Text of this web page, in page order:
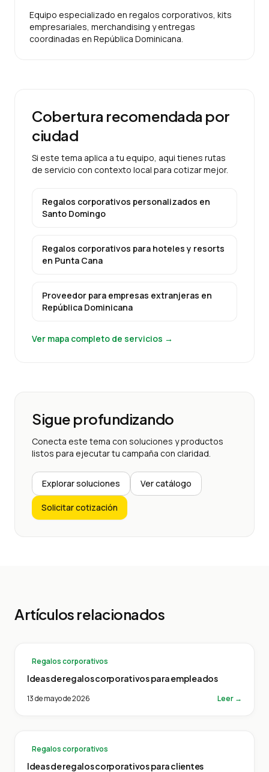
Equipo especializado en regalos corporativos, kits
empresariales, merchandising y entregas
coordinadas en República Dominicana.
Cobertura recomendada por
ciudad
Si este tema aplica a tu equipo, aqui tienes rutas
de servicio con contexto local para cotizar mejor.
Regalos corporativos personalizados en
Santo Domingo
Regalos corporativos para hoteles y resorts
en Punta Cana
Proveedor para empresas extranjeras en
República Dominicana
Ver mapa completo de servicios →
Sigue profundizando
Conecta este tema con soluciones y productos
listos para ejecutar tu campaña con claridad.
Explorar soluciones Ver catálogo
Solicitar cotización
Artículos relacionados
Regalos corporativos
Ideas de regalos corporativos para empleados
13 de mayo de 2026 Leer →
Regalos corporativos
Ideas de regalos corporativos para clientes